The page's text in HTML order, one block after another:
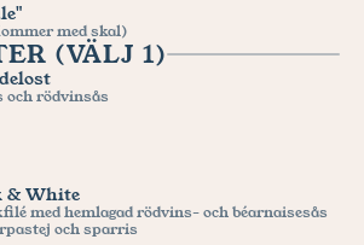
med skal)
(VÄLJ 1)
och rödvinsås
& White
med hemlagad rödvins- och béarnaisesås
och sparris